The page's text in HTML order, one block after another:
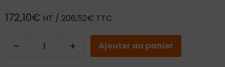
172,10€ HT / 206,52€ TTC
Ajouter au panier